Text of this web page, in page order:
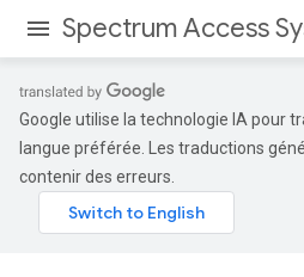
Google utilise la technologie IA pour
langue préférée. Les traductions
contenir des erreurs.